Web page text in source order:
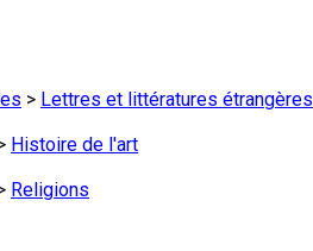
> Lettres et littératures étrangères
Histoire de l'art
Religions